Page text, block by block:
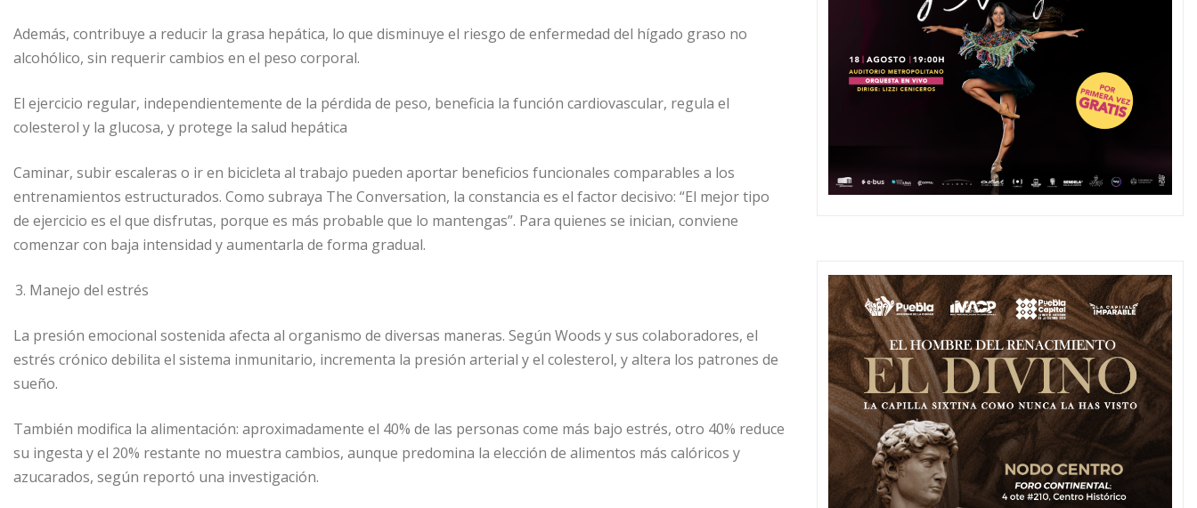
Además, contribuye a reducir la grasa hepática, lo que disminuye el riesgo de enfermedad del hígado graso no
alcohólico, sin requerir cambios en el peso corporal.
El ejercicio regular, independientemente de la pérdida de peso, beneficia la función cardiovascular, regula el
colesterol y la glucosa, y protege la salud hepática
Caminar, subir escaleras o ir en bicicleta al trabajo pueden aportar beneficios funcionales comparables a los
entrenamientos estructurados. Como subraya The Conversation, la constancia es el factor decisivo: “El mejor tipo
de ejercicio es el que disfrutas, porque es más probable que lo mantengas”. Para quienes se inician, conviene
comenzar con baja intensidad y aumentarla de forma gradual.
Manejo del estrés
La presión emocional sostenida afecta al organismo de diversas maneras. Según Woods y sus colaboradores, el
estrés crónico debilita el sistema inmunitario, incrementa la presión arterial y el colesterol, y altera los patrones de
sueño.
También modifica la alimentación: aproximadamente el 40% de las personas come más bajo estrés, otro 40% reduce
su ingesta y el 20% restante no muestra cambios, aunque predomina la elección de alimentos más calóricos y
azucarados, según reportó una investigación.